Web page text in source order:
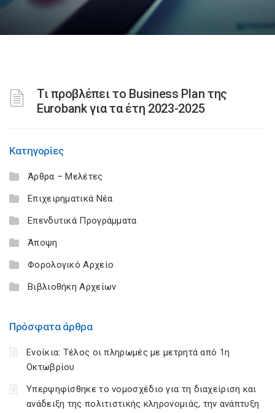
Τι προβλέπει το Business Plan της
Eurobank για τα έτη 2023-2025
Κατηγορίες
Άρθρα – Μελέτες
Επιχειρηματικά Νέα
Επενδυτικά Προγράμματα
Άποψη
Φορολογικό Αρχείο
Βιβλιοθήκη Αρχείων
Πρόσφατα άρθρα
Ενοίκια: Τέλος οι πληρωμές με μετρητά από 1η
Οκτωβρίου
Υπερψηφίσθηκε το νομοσχέδιο για τη διαχείριση και
ανάδειξη της πολιτιστικής κληρονομιάς, την ανάπτυξη